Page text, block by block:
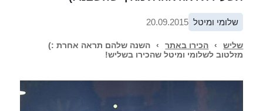
שלומי ומיטל 20.09.2015
שליש › הכירו באתר ›
השנה שלהם תראה אחרת :)
מזלטוב לשלומי ומיטל שהכירו בשליש!